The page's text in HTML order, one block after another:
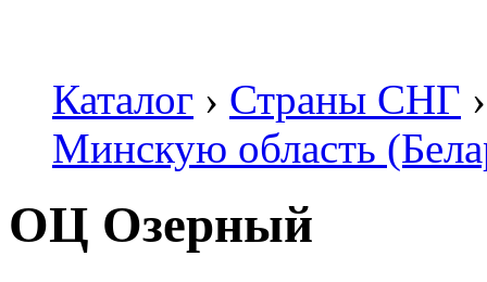
Каталог › Страны СНГ ›
Минскую область
ОЦ Озерный